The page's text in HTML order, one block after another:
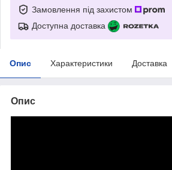
Замовлення під захистом
Доступна доставка
Опис Характеристики Доставка
Опис